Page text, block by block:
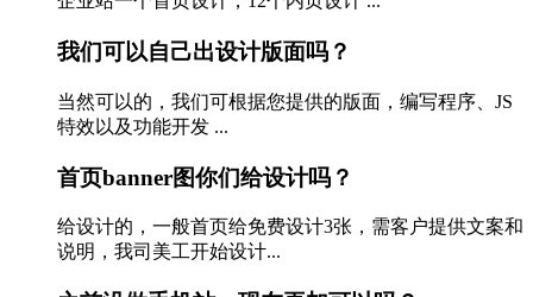
我们可以自己出设计版面吗？
当然可以的，我们可根据您提供的版面，编写程序、JS
特效以及功能开发 ...
首页banner图你们给设计吗？
给设计的，一般首页给免费设计3张，需客户提供文案和
说明，我司美工开始设计...